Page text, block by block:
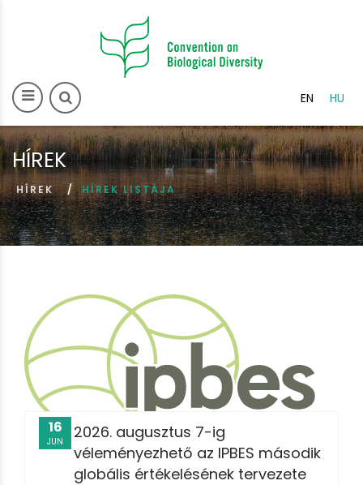
EN HU
HÍREK
HÍREK HÍREK LISTÁJA
2026. augusztus 7-ig
véleményezhető az IPBES második
globális értékelésének tervezete
16
JUN